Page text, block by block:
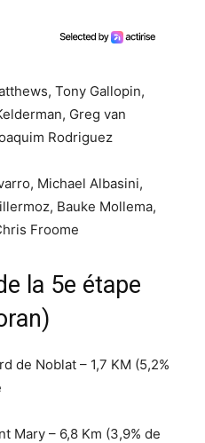
Tony Gallopin,
Greg van
Rodriguez
Michael Albasini,
Bauke Mollema,
Froome
la 5e étape
de Noblat – 1,7 KM (5,2%
Mary – 6,8 Km (3,9% de